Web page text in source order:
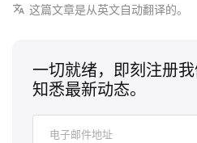
这篇文章是从英文自动翻译的。
一切就绪，即刻注册
知悉最新动态。